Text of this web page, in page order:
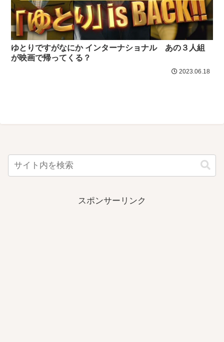
ゆとりですがなにか インターナショナル あの３人組
が映画で帰ってくる？
2023.06.18
スポンサーリンク